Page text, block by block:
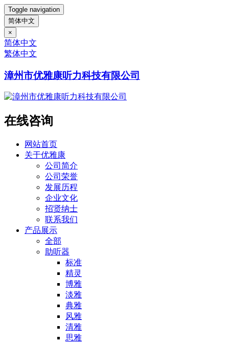
Toggle navigation
简体中文
×
简体中文
繁体中文
漳州市优雅康听力科技有限公司
在线咨询
网站首页
关于优雅康
公司简介
公司荣誉
发展历程
企业文化
招贤纳士
联系我们
产品展示
全部
助听器
标准
精灵
博雅
淡雅
典雅
风雅
清雅
思雅